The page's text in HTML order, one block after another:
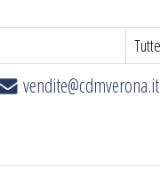
vendite@cdmverona.it